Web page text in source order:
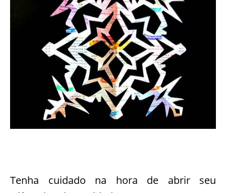
Tenha cuidado na hora de abrir seu